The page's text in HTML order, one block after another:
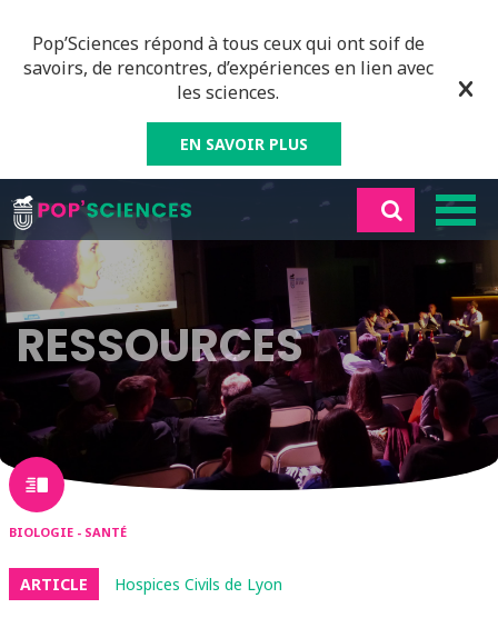
Pop’Sciences répond à tous ceux qui ont soif de
savoirs, de rencontres, d’expériences en lien avec
les sciences.
EN SAVOIR PLUS
RESSOURCES
BIOLOGIE - SANTÉ
ARTICLE Hospices Civils de Lyon